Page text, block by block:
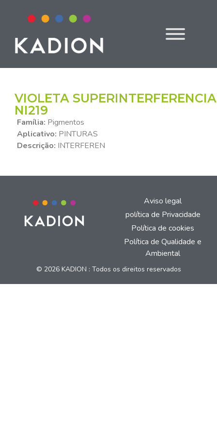
VIOLETA SUPERINTERFERENCIA
NI219
Família: Pigmentos
Aplicativo: PINTURAS
Descrição: INTERFEREN
Aviso legal
política de Privacidade
Política de cookies
Política de Qualidade e
Ambiental
© 2026 KADION : Todos os direitos reservados